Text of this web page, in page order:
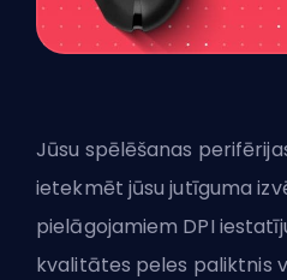
Jūsu spēlēšanas
ietekmēt jūsu jutīguma
pielāgojamiem DPI
kvalitātes peles paliktnis